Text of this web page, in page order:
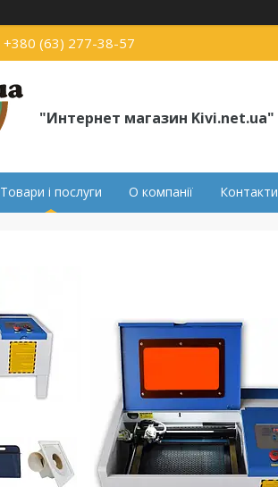
+380 (63) 277-38-57
"Интернет магазин Kivi.net.ua"
Товари і послуги О компанії Контакти